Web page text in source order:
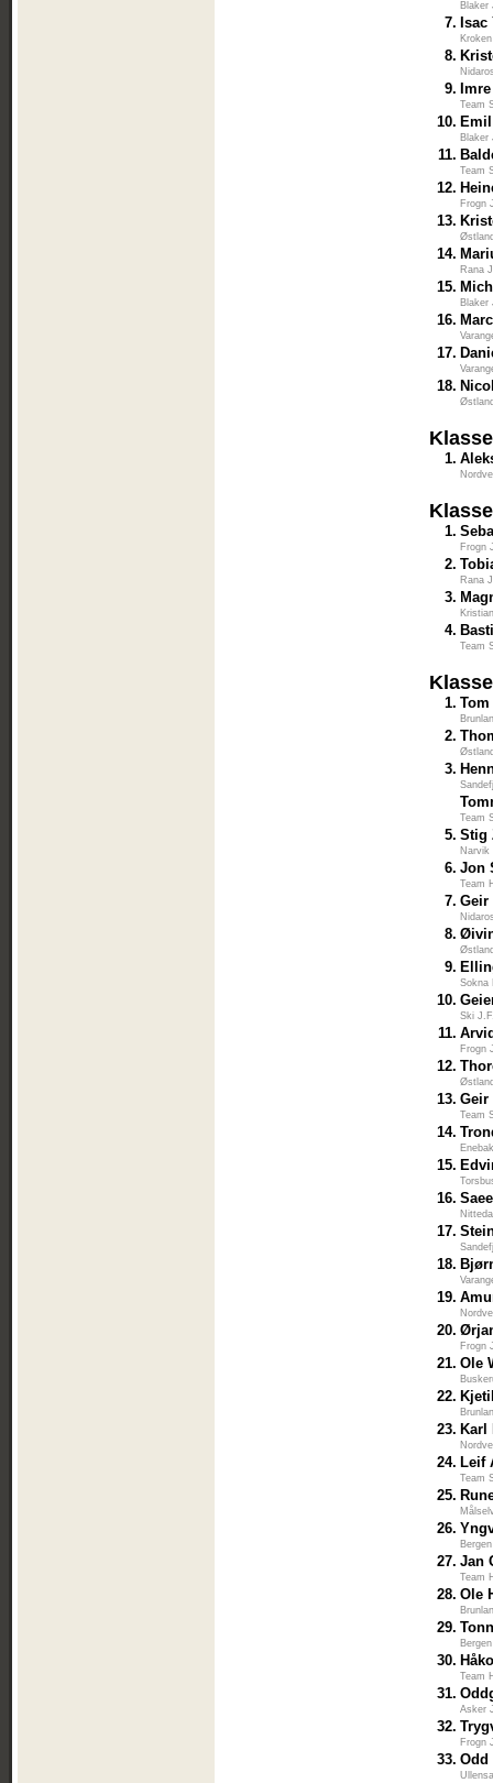
Blaker
7.
8.
9.
Team
10.
Blaker
11.
Team
12.
Frogn
13.
14.
Rana
15.
Blaker
16.
17.
18.
1.
1.
Frogn
2.
Rana
3.
4.
Team
1.
2.
3.
Team
5. Stig
Narvik
6. Jon
Team
7.
8.
9.
Sokna
10.
Ski
11.
Frogn
12.
13. Geir
Team
14.
15.
16.
17.
18.
19.
20.
Frogn
21. Ole
22.
23. Karl
24. Leif
Team
25.
26.
27. Jan
Team
28. Ole
29.
30.
Team
31.
Asker
32.
Frogn
33.